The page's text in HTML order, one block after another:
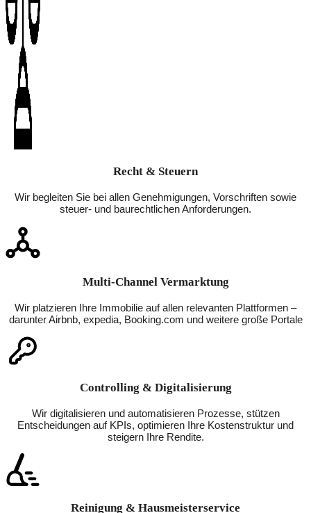
Recht & Steuern
Wir begleiten Sie bei allen Genehmigungen, Vorschriften sowie
steuer- und baurechtlichen Anforderungen.
Multi-Channel Vermarktung
Wir platzieren Ihre Immobilie auf allen relevanten Plattformen –
darunter Airbnb, expedia, Booking.com und weitere große Portale
Controlling & Digitalisierung
Wir digitalisieren und automatisieren Prozesse, stützen
Entscheidungen auf KPIs, optimieren Ihre Kostenstruktur und
steigern Ihre Rendite.
Reinigung & Hausmeisterservice